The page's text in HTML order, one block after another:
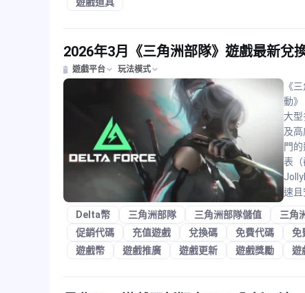
2026年3月《三角洲部隊》遊戲最新兌
遊戲平台 玩法模式
《
動》
大
及
門
表
速且
Delta幣 三角洲部隊 三角洲部隊儲值 三角
促銷代碼
充值遊戲 兌換碼 免費代碼 免
遊戲幣
遊戲推廣 遊戲更新 遊戲獎勵 遊